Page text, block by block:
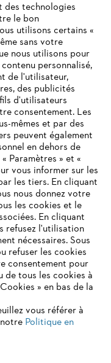
nous ne prenons plus
notre site ne
une utilisation
de passer à
des technologies
le bon
utilisons certains «
sans votre
nous utilisons pour
personnalisé,
de l'utilisateur,
des publicités
d'utilisateurs
consentement. Les
mêmes et par des
peuvent également
en dehors de
Paramètres » et «
vous informer sur les
les tiers. En cliquant
nous donnez votre
les cookies et le
En cliquant
refusez l'utilisation
nécessaires. Sous
refuser les cookies
consentement pour
de tous les cookies à
» en bas de la
vous référer à
Politique en